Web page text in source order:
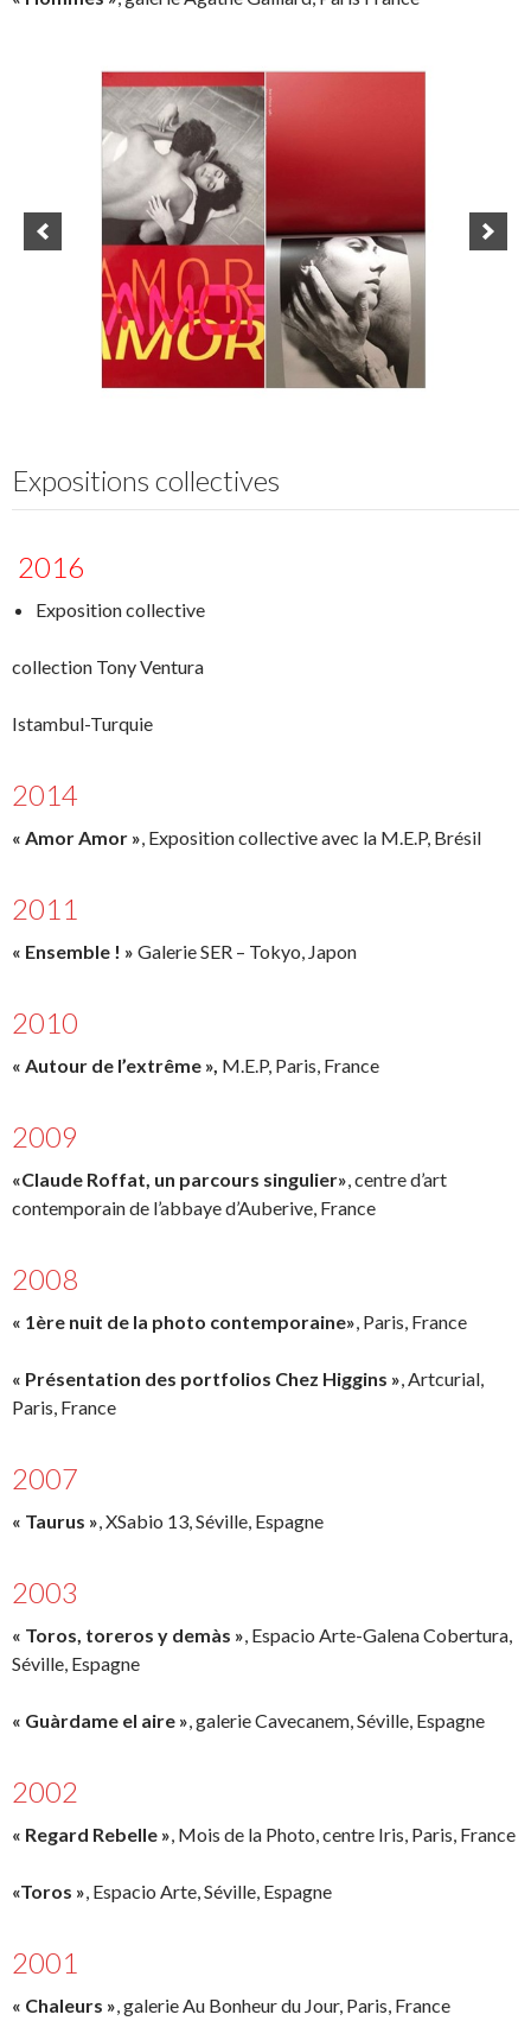
Expositions collectives
2016
Exposition collective
collection Tony Ventura
Istambul-Turquie
2014
« Amor Amor », Exposition collective avec la M.E.P, Brésil
2011
« Ensemble ! » Galerie SER – Tokyo, Japon
2010
« Autour de l’extrême », M.E.P, Paris, France
2009
«Claude Roffat, un parcours singulier», centre d’art
contemporain de l’abbaye d’Auberive, France
2008
« 1ère nuit de la photo contemporaine», Paris, France
« Présentation des portfolios Chez Higgins », Artcurial,
Paris, France
2007
« Taurus », XSabio 13, Séville, Espagne
2003
« Toros, toreros y demàs », Espacio Arte-Galena Cobertura,
Séville, Espagne
« Guàrdame el aire », galerie Cavecanem, Séville, Espagne
2002
« Regard Rebelle », Mois de la Photo, centre Iris, Paris, France
«Toros », Espacio Arte, Séville, Espagne
2001
« Chaleurs », galerie Au Bonheur du Jour, Paris, France